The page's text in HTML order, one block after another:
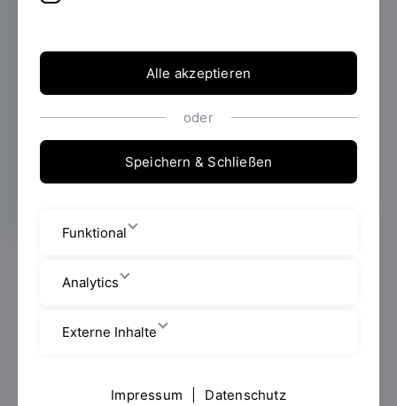
Regensburg mit einem breiten und
erlebbaren Angebot. Von KI im Bauwesen
über philosophische Identitätsfragen bis hin
zu virtueller Renntechnik – hier wurde
Wissenschaft zum Erlebnis für alle
Generationen.
Mittelpunkt der Region: Der Oberpfalztag 2025 lockte
bunten Mix aus Kultur, Kulinarik und innovativen
Formula Student Team Dynamics sowie der
Alle akzeptieren
oder
Speichern & Schließen
Funktional
Analytics
Externe Inhalte
Impressum Datenschutz